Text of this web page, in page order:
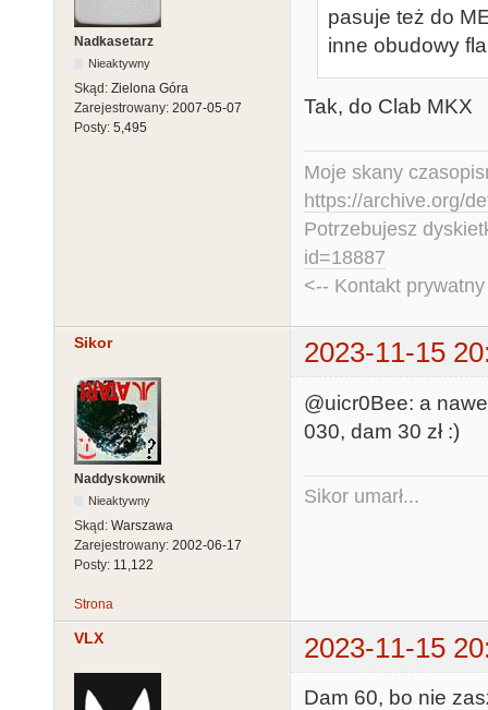
Nadkasetarz
Nieaktywny
Skąd: Zielona Góra
Zarejestrowany: 2007-05-07
Posty: 5,495
pasuje też do
inne obudowy
Tak, do Clab MKX
Moje skany
https://archive.org/
Potrzebujesz
id=18887
<-- Kontakt
Sikor 2023-11-15
Naddyskownik
Nieaktywny
Skąd: Warszawa
Zarejestrowany: 2002-06-17
Posty: 11,122
@uicr0Bee: a
030, dam 30 zł :)
Sikor umarł...
Strona
VLX 2023-11-15
Dam 60, bo nie